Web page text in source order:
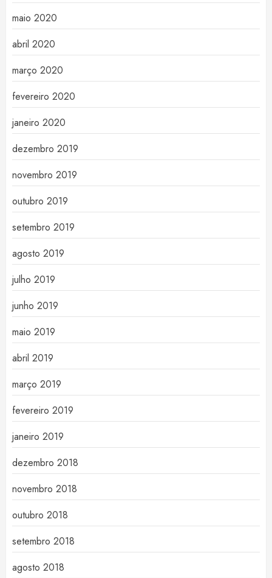
maio 2020
abril 2020
março 2020
fevereiro 2020
janeiro 2020
dezembro 2019
novembro 2019
outubro 2019
setembro 2019
agosto 2019
julho 2019
junho 2019
maio 2019
abril 2019
março 2019
fevereiro 2019
janeiro 2019
dezembro 2018
novembro 2018
outubro 2018
setembro 2018
agosto 2018